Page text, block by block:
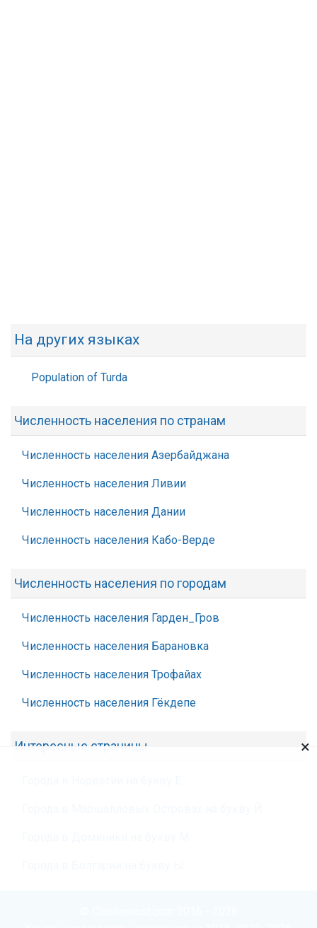
На других языках
Population of Turda
Численность населения по странам
Численность населения Азербайджана
Численность населения Ливии
Численность населения Дании
Численность населения Кабо-Верде
Численность населения по городам
Численность населения Гарден_Гров
Численность населения Барановка
Численность населения Трофайах
Численность населения Гёкдепе
Интересные страницы ×